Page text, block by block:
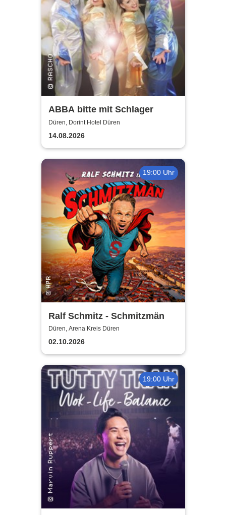
ABBA bitte mit Schlager
Düren, Dorint Hotel Düren
14.08.2026
19:00 Uhr
Ralf Schmitz - Schmitzmän
Düren, Arena Kreis Düren
02.10.2026
19:00 Uhr